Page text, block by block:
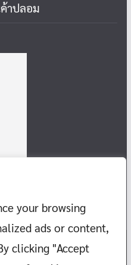
your browsing
ads or content,
clicking "Accept
าปลอม